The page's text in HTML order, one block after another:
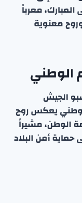
معرباً
معنوية
الوطني
الجيش
يعكس روح
الوطن، مشيراً
أمن البلاد